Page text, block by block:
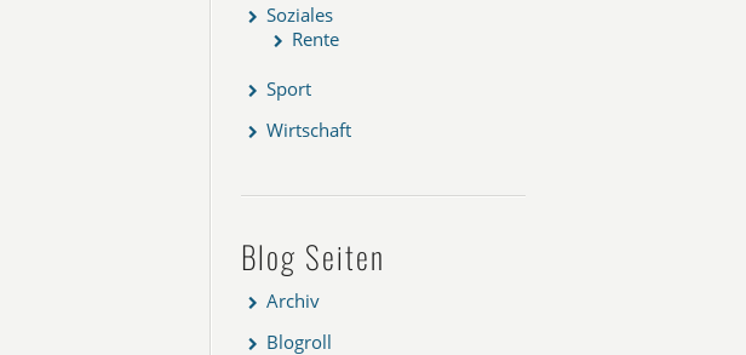
Soziales
Rente
Sport
Wirtschaft
Blog Seiten
Archiv
Blogroll